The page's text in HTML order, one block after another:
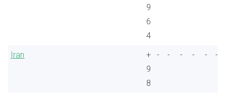
9
6
4
Iran
+
9
8
- - - - - -